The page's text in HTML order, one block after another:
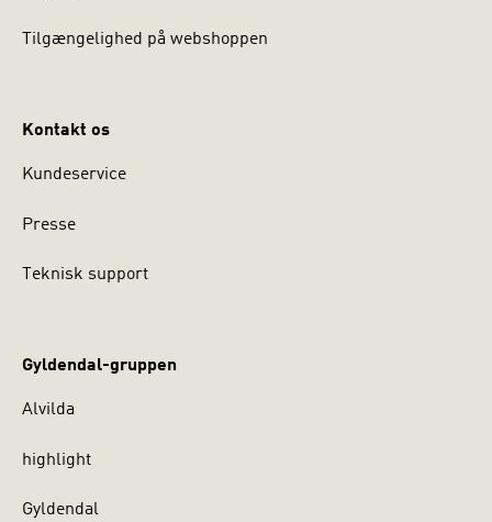
Tilgængelighed på webshoppen
Kontakt os
Kundeservice
Presse
Teknisk support
Gyldendal-gruppen
Alvilda
highlight
Gyldendal